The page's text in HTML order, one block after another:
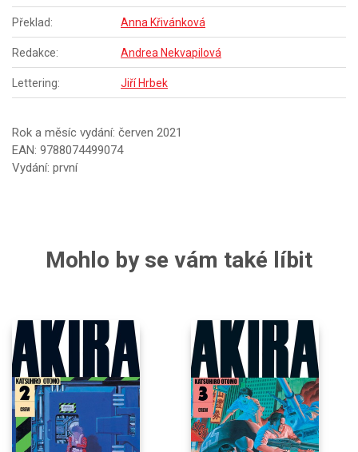
Překlad: Anna Křivánková
Redakce: Andrea Nekvapilová
Lettering: Jiří Hrbek
Rok a měsíc vydání: červen 2021
EAN: 9788074499074
Vydání: první
Mohlo by se vám také líbit